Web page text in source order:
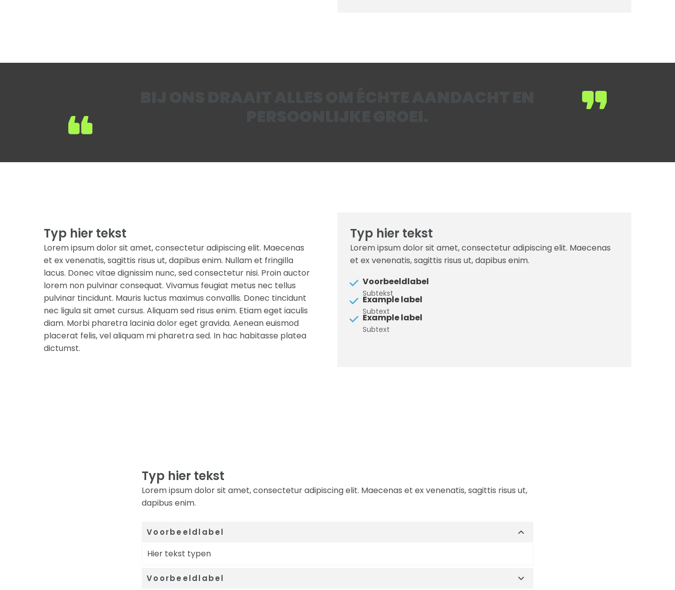
Typ hier tekst
Lorem ipsum dolor sit amet, consectetur adipiscing elit. Maecenas
et ex venenatis, sagittis risus ut, dapibus enim. Nullam et fringilla
lacus. Donec vitae dignissim nunc, sed consectetur nisi. Proin auctor
lorem non pulvinar consequat. Vivamus feugiat metus nec tellus
pulvinar tincidunt. Mauris luctus maximus convallis. Donec tincidunt
nec ligula sit amet cursus. Aliquam sed risus enim. Etiam eget iaculis
diam. Morbi pharetra lacinia dolor eget gravida. Aenean euismod
placerat felis, vel aliquam mi pharetra sed. In hac habitasse platea
dictumst.
Typ hier tekst
Lorem ipsum dolor sit amet, consectetur adipiscing elit. Maecenas
et ex venenatis, sagittis risus ut, dapibus enim.
Voorbeeldlabel
Subtekst
Example label
Subtext
Example label
Subtext
Typ hier tekst
Lorem ipsum dolor sit amet, consectetur adipiscing elit. Maecenas et ex venenatis, sagittis risus ut,
dapibus enim.
Voorbeeldlabel
Hier tekst typen
Voorbeeldlabel